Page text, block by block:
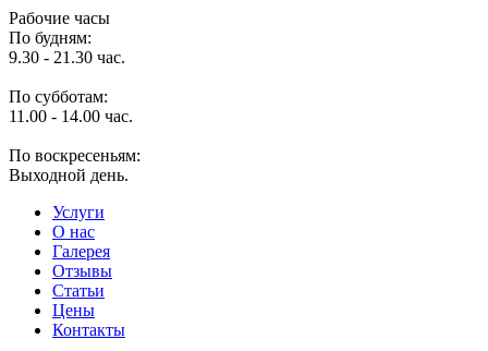
Рабочие часы
По будням:
9.30 - 21.30 час.
По субботам:
11.00 - 14.00 час.
По воскресеньям:
Выходной день.
Услуги
O нас
Галерея
Отзывы
Статьи
Цены
Контакты